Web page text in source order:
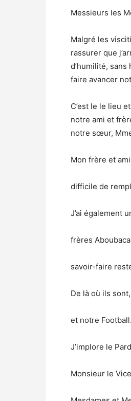
Messieurs les
Malgré les
rassurer que
d’humilité,
faire avancer
C’est le le lieu
notre ami et
notre sœur,
Mon frère et
difficile de
J’ai également
frères
savoir-faire
De là où ils
et notre Football.
J’implore le
Monsieur le